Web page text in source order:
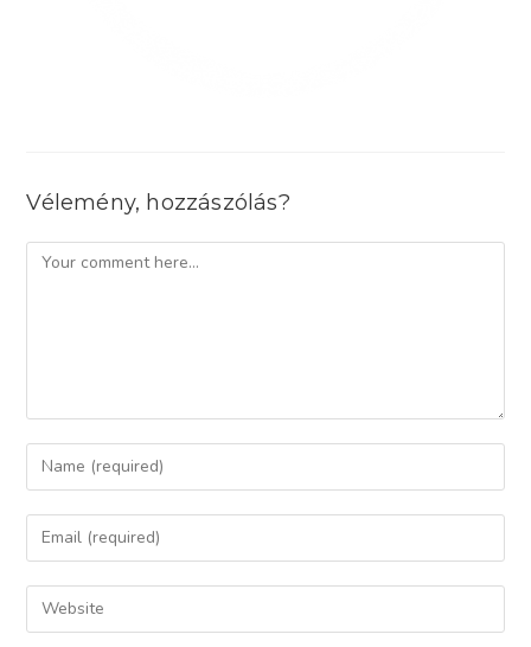
Vélemény, hozzászólás?
Comment
Enter
your
name
comment
Enter
your
email
address
Enter
your